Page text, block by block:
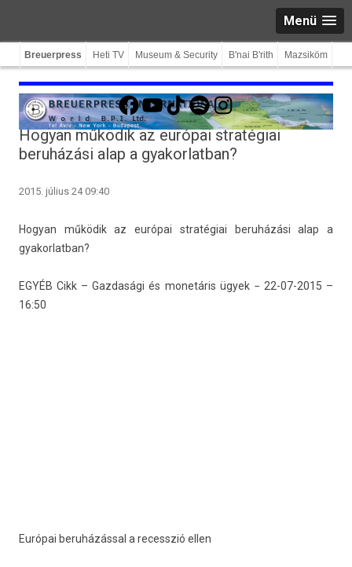
Menü
Breuerpress Heti TV Museum & Security B'nai B'rith Mazsiköm
Facebook
YouTube
TikTokSpotifyInstagram
Hogyan működik az európai stratégiai
beruházási alap a gyakorlatban?
2015. július 24 09:40
Hogyan működik az európai stratégiai beruházási alap a
gyakor­latban?
EGYÉB Cikk –Gaz­dasági és monetáris ügyek− 22-07-2015 –
16:50
Európai beruházással a re­cesszió ellen